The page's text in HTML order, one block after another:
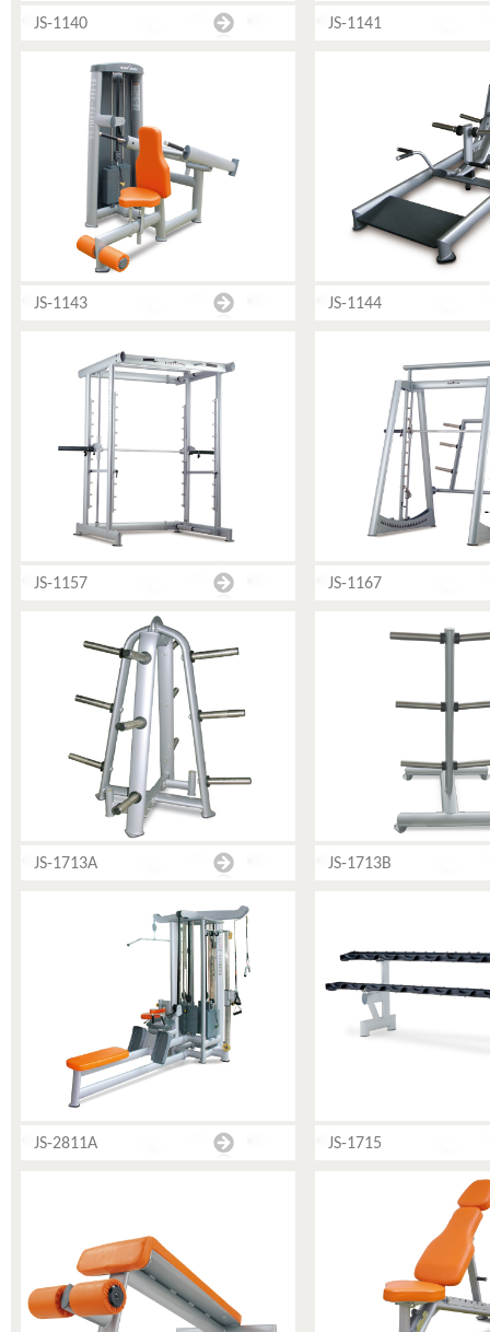
JS-1140 JS-1141
JS-1143 JS-1144
JS-1157 JS-1167
JS-1713A JS-1713B
JS-2811A JS-1715